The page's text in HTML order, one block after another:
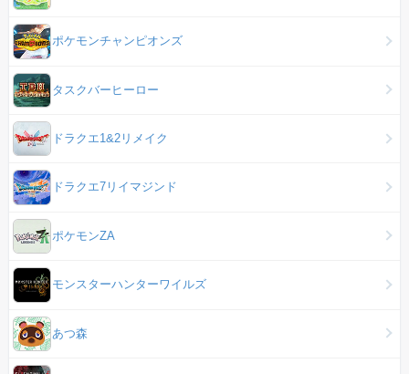
ポケモンチャンピオンズ
タスクバーヒーロー
ドラクエ1&2リメイク
ドラクエ7リイマジンド
ポケモンZA
モンスターハンターワイルズ
あつ森